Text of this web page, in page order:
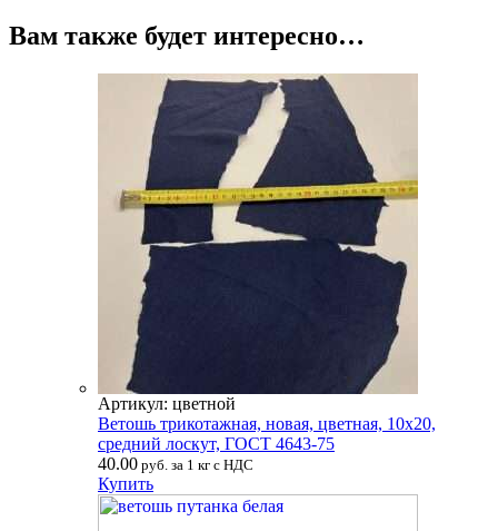
Вам также будет интересно…
Артикул: цветной
Ветошь трикотажная, новая, цветная, 10х20,
средний лоскут, ГОСТ 4643-75
40.00 руб. за 1 кг с НДС
Купить